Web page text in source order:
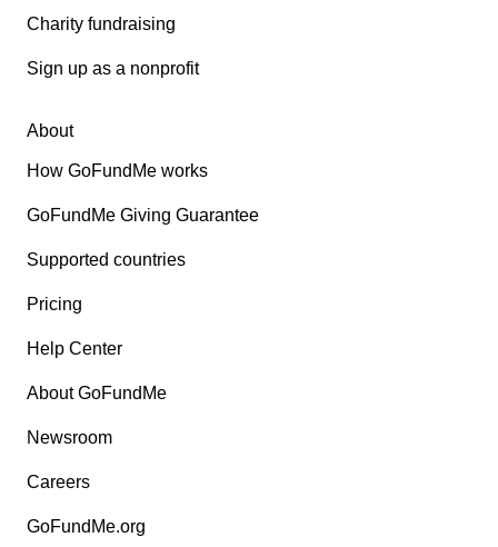
Charity fundraising
Sign up as a nonprofit
About
How GoFundMe works
GoFundMe Giving Guarantee
Supported countries
Pricing
Help Center
About GoFundMe
Newsroom
Careers
GoFundMe.org